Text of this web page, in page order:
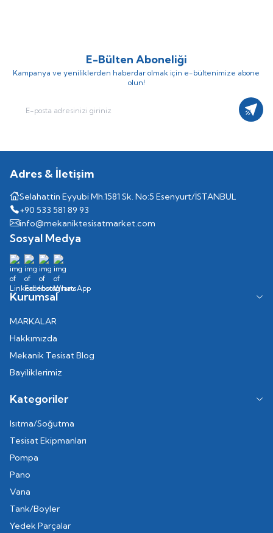
E-Bülten Aboneliği
Kampanya ve yeniliklerden haberdar olmak için e-bültenimize abone
olun!
Adres & İletişim
Selahattin Eyyubi Mh.1581 Sk. No:5 Esenyurt/İSTANBUL
+90 533 581 89 93
info@mekaniktesisatmarket.com
Sosyal Medya
Kurumsal
MARKALAR
Hakkımızda
Mekanik Tesisat Blog
Bayiliklerimiz
Kategoriler
Isıtma/Soğutma
Tesisat Ekipmanları
Pompa
Pano
Vana
Tank/Boyler
Yedek Parçalar